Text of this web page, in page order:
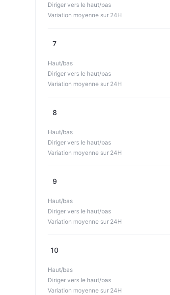
Diriger vers le haut/bas
Variation moyenne sur 24H
7
Haut/bas
Diriger vers le haut/bas
Variation moyenne sur 24H
8
Haut/bas
Diriger vers le haut/bas
Variation moyenne sur 24H
9
Haut/bas
Diriger vers le haut/bas
Variation moyenne sur 24H
10
Haut/bas
Diriger vers le haut/bas
Variation moyenne sur 24H